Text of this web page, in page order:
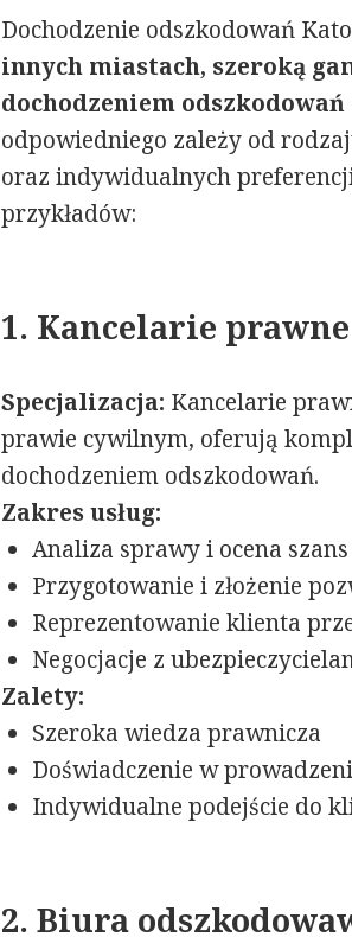
Dochodzenie odszkodowań
innych miastach, szeroką
dochodzeniem
odpowiedniego zależy od
oraz indywidualnych
przykładów:
1. Kancelarie prawne
Specjalizacja: Kancelarie
prawie cywilnym, oferują
dochodzeniem odszkodowań.
Zakres usług:
Analiza sprawy i ocena
Przygotowanie i złożenie
Reprezentowanie klienta
Negocjacje z
Zalety:
Szeroka wiedza prawnicza
Doświadczenie w
Indywidualne podejście do
2.Biura